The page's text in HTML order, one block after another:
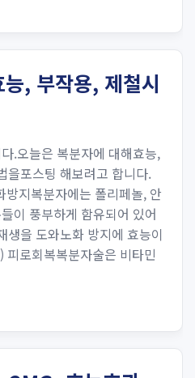
, 부작용, 제철시
.오늘은 복분자에 대해효능,
을포스팅 해보려고 합니다.
지복분자에는 폴리페놀, 안
이 풍부하게 함유되어 있어
생을 도와노화 방지에 효능이
피로회복복분자술은 비타민